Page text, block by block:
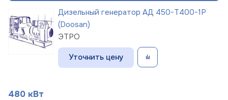
Дизельный генератор АД 450-Т400-1Р
(Doosan)
ЭТРО
Уточнить цену
480 кВт